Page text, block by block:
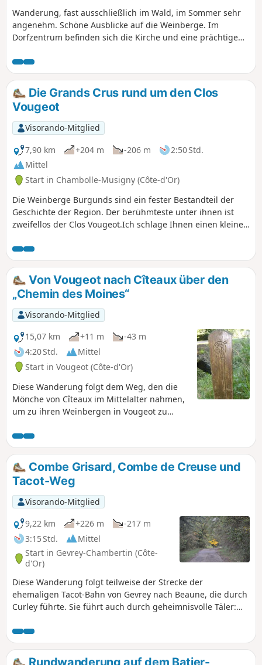
Wanderung, fast ausschließlich im Wald, im Sommer sehr
angenehm. Schöne Ausblicke auf die Weinberge. Im
Dorfzentrum befinden sich die Kirche und eine prächtige
Die Grands Crus rund um den Clos
Vougeot
Visorando-Mitglied
7,90 km
+204 m -206 m
2:50 Std.
Mittel
Start in Chambolle-Musigny (Côte-d'Or)
Die Weinberge Burgunds sind ein fester Bestandteil der
Geschichte der Region. Der berühmteste unter ihnen ist
zweifellos der Clos Vougeot.Ich schlage Ihnen einen kleinen
Chambolle-Musigny beginnt.
Von Vougeot nach Cîteaux über den
„Chemin des Moines“
Visorando-Mitglied
15,07 km
+11 m
-43 m
4:20 Std.
Mittel
Start in Vougeot (Côte-d'Or)
Diese Wanderung folgt dem Weg, den die
Mönche von Cîteaux im Mittelalter nahmen,
um zu ihren Weinbergen in Vougeot zu
Gilly-lès-Cîteaux mit seinem schön
renovierten Schloss, das einst ein
Nebengebäude der Abtei von Cîteaux war.
Die Wanderung endet vor der Abtei von
Cîteaux.
Combe Grisard, Combe de Creuse und
Tacot-Weg
Visorando-Mitglied
9,22 km
+226 m
-217 m
3:15 Std.
Mittel
Start in Gevrey-Chambertin (Côte-
d'Or)
Diese Wanderung folgt teilweise der Strecke der
ehemaligen Tacot-Bahn von Gevrey nach Beaune, die durch
Curley führte. Sie führt auch durch geheimnisvolle Täler:
hat man einen schönen Blick auf die Felsen der Combe
Lavau.